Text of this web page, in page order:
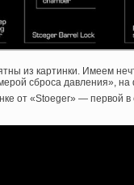
из картинки. Имеем
сброса давления»,
от «Stoeger» — первой в